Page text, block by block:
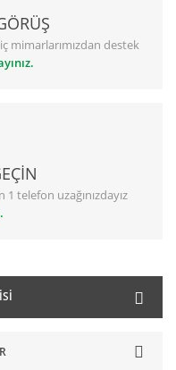
mimarlarımızdan destek
telefon uzağınızdayız